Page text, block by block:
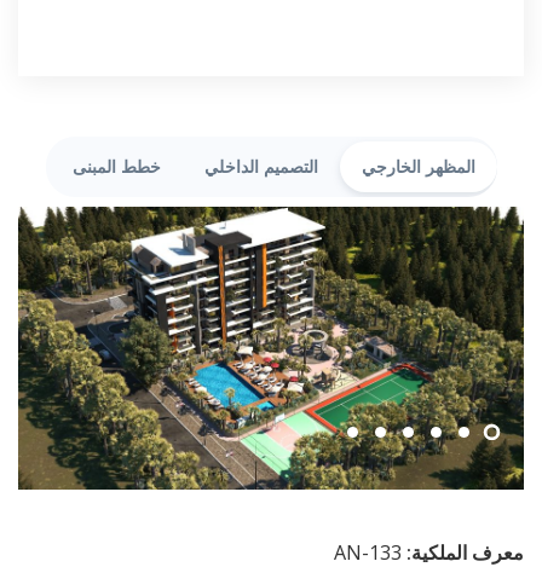
المظهر الخارجي التصميم الداخلي خطط المبنى
معرف الملكية: AN-133